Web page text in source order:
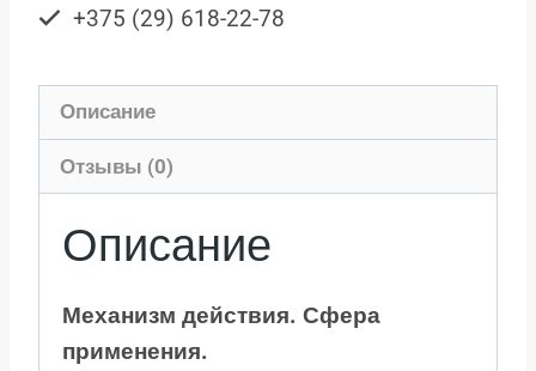
+375 (29) 618-22-78
Описание
Отзывы (0)
Описание
Механизм действия. Сфера
применения.